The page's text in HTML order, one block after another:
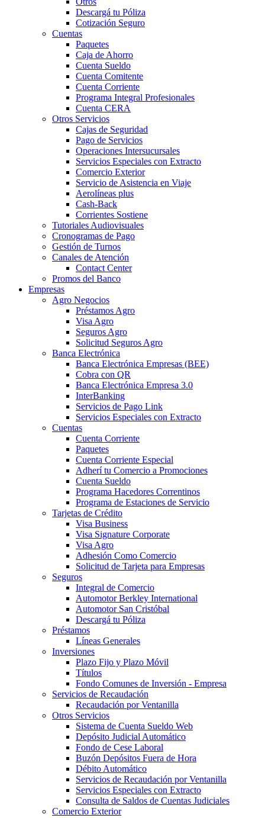
Descargá tu Póliza
Cotización Seguro
Cuentas
Paquetes
Caja de Ahorro
Cuenta Sueldo
Cuenta Comitente
Cuenta Corriente
Programa Integral Profesionales
Cuenta CERA
Otros Servicios
Cajas de Seguridad
Pago de Servicios
Operaciones Intersucursales
Servicios Especiales con Extracto
Comercio Exterior
Servicio de Asistencia en Viaje
Aerolíneas plus
Cash-Back
Corrientes Sostiene
Tutoriales Audiovisuales
Cronogramas de Pago
Gestión de Turnos
Canales de Atención
Contact Center
Promos del Banco
Empresas
Agro Negocios
Préstamos Agro
Visa Agro
Seguros Agro
Solicitud Seguros Agro
Banca Electrónica
Banca Electrónica Empresas (BEE)
Cobra con QR
Banca Electrónica Empresa 3.0
InterBanking
Servicios de Pago Link
Servicios Especiales con Extracto
Cuentas
Cuenta Corriente
Paquetes
Cuenta Corriente Especial
Adherí tu Comercio a Promociones
Cuenta Sueldo
Programa Hacedores Correntinos
Programa de Estaciones de Servicio
Tarjetas de Crédito
Visa Business
Visa Signature Corporate
Visa Agro
Adhesión Como Comercio
Solicitud de Tarjeta para Empresas
Seguros
Integral de Comercio
Automotor Berkley International
Automotor San Cristóbal
Descargá tu Póliza
Préstamos
Líneas Generales
Inversiones
Plazo Fijo y Plazo Móvil
Títulos
Fondo Comunes de Inversión - Empresa
Servicios de Recaudación
Recaudación por Ventanilla
Otros Servicios
Sistema de Cuenta Sueldo Web
Depósito Judicial Automático
Fondo de Cese Laboral
Buzón Depósitos Fuera de Hora
Débito Automático
Servicios de Recaudación por Ventanilla
Servicios Especiales con Extracto
Consulta de Saldos de Cuentas Judiciales
Comercio Exterior